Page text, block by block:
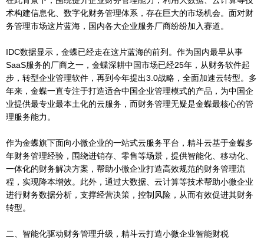
术构建信息化、数字化财务管理体系，存在巨大的市场机会。面对财
务管理市场这片蓝海，国内各大企业服务厂商纷纷加入赛道。
IDC数据显示，金蝶已经走在这片蓝海的前列。作为国内最早从事
SaaS服务的厂商之一，金蝶深耕中国市场已经25年，从财务软件起
步，转型企业管理软件，再到今年提出3.0战略，全面加速云转型。多
年来，金蝶一直专注于打造适合中国企业管理模式的产品，为中国企
业提供最专业最本土化的云服务，而财务管理无疑是金蝶最核心的管
理服务能力。
作为金蝶旗下面向小微企业的一站式云服务平台，精斗云基于金蝶多
年财务管理经验，围绕进销存、零售等场景，提供智能化、移动化、
一体化的财务解决方案，帮助小微企业打造高效规范的财务管理流
程，实现降本增效。此外，通过大数据、云计算等技术帮助小微企业
进行财务数据分析，支撑经营决策，控制风险，从而有效促进其财务
转型。
二、智能化驱动财务管理升级，精斗云打造小微企业智能财税